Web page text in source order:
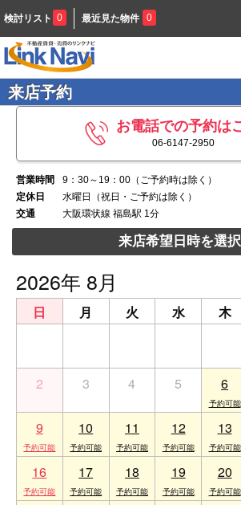
検討リスト 0 最近見た物件 0
来店予約
お電話での予約は
06-6147-2950
営業時間
9：30～19：00（ご予約時は除く）
定休日
水曜日（祝日・ご予約は除く）
交通
大阪環状線 福島駅 1分
来店希望日時を選択
2026年 8月
日 月 火 水 木
2 3 4 5 6
9 10 11 12 13
16 17 18 19 20